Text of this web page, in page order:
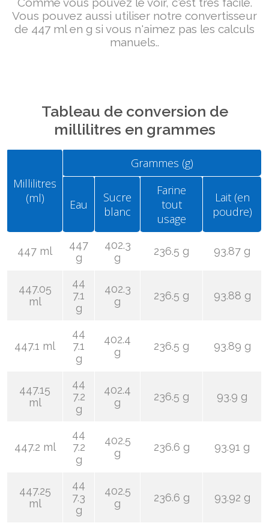
Vous pouvez aussi utiliser notre convertisseur
de 447 ml en g si vous n'aimez pas les calculs
manuels..
Tableau de conversion de
millilitres en grammes
Millilitres
(ml)
Grammes (g)
Eau
Sucre
blanc
Farine
tout
usage
Lait (en
poudre)
447 ml
447
g
402.3
g
236.5 g 93.87 g
447.05
ml
44
7.1
g
402.3
g
236.5 g 93.88 g
447.1 ml
44
7.1
g
402.4
g
236.5 g 93.89 g
447.15
ml
44
7.2
g
402.4
g
236.5 g 93.9 g
447.2 ml
44
7.2
g
402.5
g
236.6 g 93.91 g
447.25
ml
44
7.3
g
402.5
g
236.6 g 93.92 g